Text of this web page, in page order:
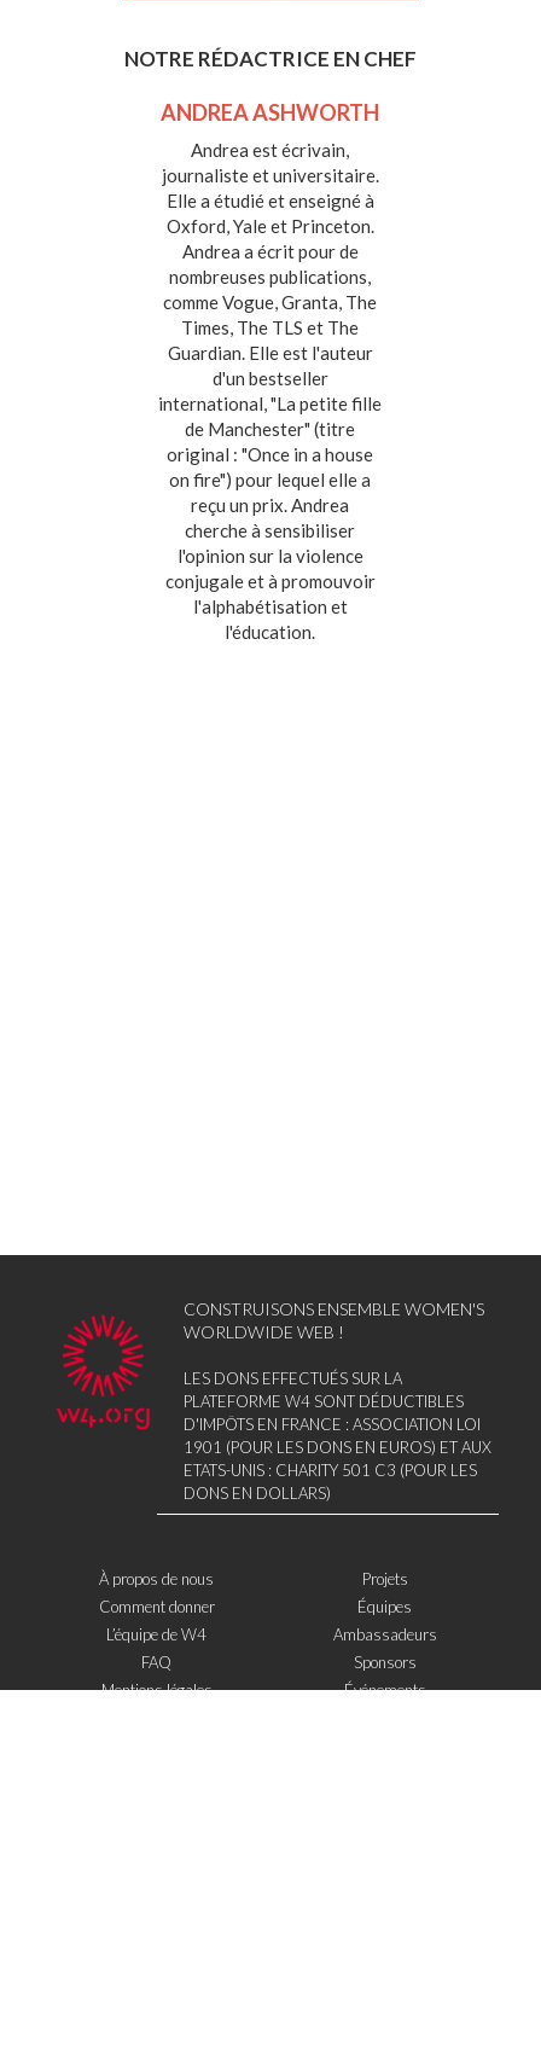
NOTRE RÉDACTRICE EN CHEF
ANDREA ASHWORTH
Andrea est écrivain,
journaliste et universitaire.
Elle a étudié et enseigné à
Oxford, Yale et Princeton.
Andrea a écrit pour de
nombreuses publications,
comme Vogue, Granta, The
Times, The TLS et The
Guardian. Elle est l'auteur
d'un bestseller
international, "La petite fille
de Manchester" (titre
original : "Once in a house
on fire") pour lequel elle a
reçu un prix. Andrea
cherche à sensibiliser
l'opinion sur la violence
conjugale et à promouvoir
l'alphabétisation et
l'éducation.
CONSTRUISONS ENSEMBLE WOMEN'S
WORLDWIDE WEB !
LES DONS EFFECTUÉS SUR LA
PLATEFORME W4 SONT DÉDUCTIBLES
D'IMPÔTS EN FRANCE : ASSOCIATION LOI
1901 (POUR LES DONS EN EUROS) ET AUX
ETATS-UNIS : CHARITY 501 C3 (POUR LES
DONS EN DOLLARS)
À propos de nous
Comment donner
L’équipe de W4
FAQ
Mentions légales
Projets
Équipes
Ambassadeurs
Sponsors
Événements